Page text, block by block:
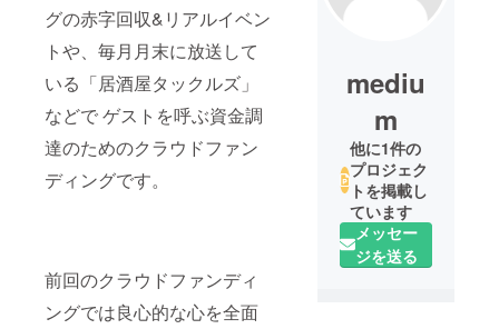
グの赤字回収&リアルイベン
トや、毎月月末に放送して
いる「居酒屋タックルズ」
などで ゲストを呼ぶ資金調
達のためのクラウドファン
ディングです。
前回のクラウドファンディ
ングでは良心的な心を全面
mediu
m
他に1件の
プロジェク
トを掲載し
ています
メッセー
ジを送る